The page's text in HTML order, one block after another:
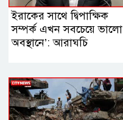
ইরাকের সাথে দ্বিপাক্ষিক
সম্পর্ক এখন সবচেয়ে ভালো
অবস্থানে’: আরাঘচি